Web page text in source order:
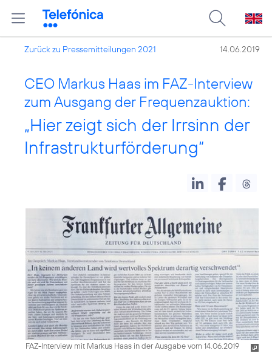
Zurück zu Pressemitteilungen 2021 14.06.2019
CEO Markus Haas im FAZ-Interview
zum Ausgang der Frequenzauktion:
„Hier zeigt sich der Irrsinn der
Infrastrukturförderung“
FAZ-Interview mit Markus Haas in der Ausgabe vom 14.06.2019